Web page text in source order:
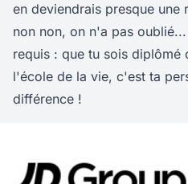
en deviendrais presque une
non non, on n'a pas
requis : que tu sois diplômé
l'école de la vie, c'est ta
différence !